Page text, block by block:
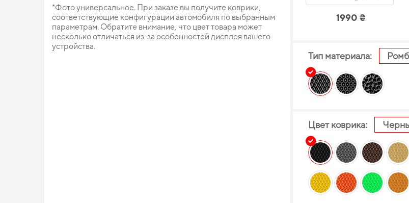
*Фото универсальное. При заказе вы получите коврики,
соответствующие конфигурации автомобиля по выбранным
параметрам. Обратите внимание, что цвет товара может
несколько отличаться из-за особенностей дисплея вашего
устройства.
1990 ₴
Тип материала: Ромб
Цвет коврика: